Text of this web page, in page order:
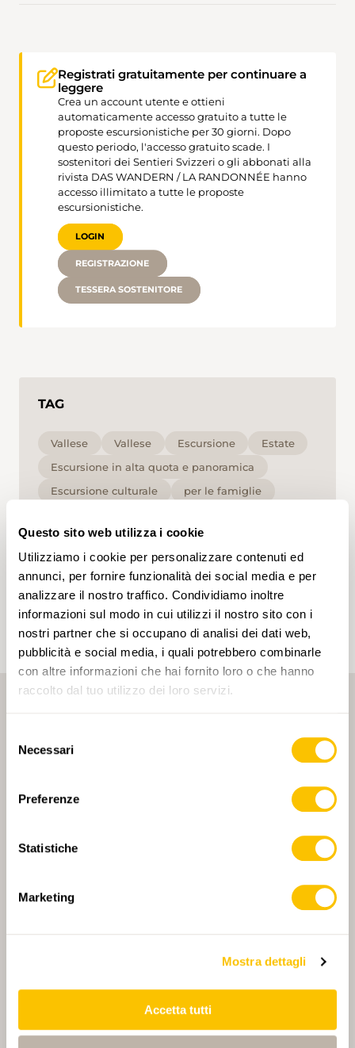
Questo sito web utilizza i cookie
Utilizziamo i cookie per personalizzare contenuti ed
annunci, per fornire funzionalità dei social media e per
analizzare il nostro traffico. Condividiamo inoltre
informazioni sul modo in cui utilizzi il nostro sito con i
nostri partner che si occupano di analisi dei dati web,
pubblicità e social media, i quali potrebbero combinarle
con altre informazioni che hai fornito loro o che hanno
raccolto dal tuo utilizzo dei loro servizi.
delNecessari
Preferenze
Statistiche
Marketing
Mostra dettagli
Accetta tutti
Registrati gratuitamente per continuare a
leggere
Crea un account utente e ottieni
automaticamente accesso gratuito a tutte le
proposte escursionistiche per 30 giorni. Dopo
questo periodo, l'accesso gratuito scade. I
sostenitori dei Sentieri Svizzeri o gli abbonati alla
rivista DAS WANDERN / LA RANDONNÉE hanno
accesso illimitato a tutte le proposte
escursionistiche.
LOGIN
REGISTRAZIONE
TESSERA SOSTENITORE
TAG
Vallese Vallese Escursione
Estate
Escursione in alta quota e panoramica
Escursione culturale
per le famiglie
Cliccando su un tag, puoi aggiungerlo al tuo
account e ottenere contenuti personalizzati in base
ai tuoi interessi. I tag possono essere salvati solo in
un account.
PARTNER PRINCIPALE E PARTNER DI TRASPORTO